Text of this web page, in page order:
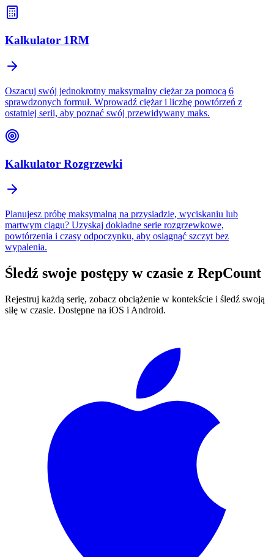
Kalkulator 1RM
Oszacuj swój jednokrotny maksymalny ciężar za pomocą 6
sprawdzonych formuł. Wprowadź ciężar i liczbę powtórzeń z
ostatniej serii, aby poznać swój przewidywany maks.
Kalkulator Rozgrzewki
Planujesz próbę maksymalną na przysiadzie, wyciskaniu lub
martwym ciągu? Uzyskaj dokładne serie rozgrzewkowe,
powtórzenia i czasy odpoczynku, aby osiągnąć szczyt bez
wypalenia.
Śledź swoje postępy w czasie z RepCount
Rejestruj każdą serię, zobacz obciążenie w kontekście i śledź swoją
siłę w czasie. Dostępne na iOS i Android.